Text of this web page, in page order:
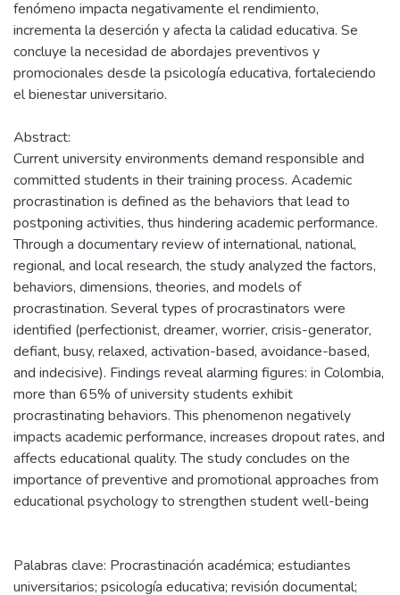
fenómeno impacta negativamente el rendimiento,
incrementa la deserción y afecta la calidad educativa. Se
concluye la necesidad de abordajes preventivos y
promocionales desde la psicología educativa, fortaleciendo
el bienestar universitario.
Abstract:
Current university environments demand responsible and
committed students in their training process. Academic
procrastination is defined as the behaviors that lead to
postponing activities, thus hindering academic performance.
Through a documentary review of international, national,
regional, and local research, the study analyzed the factors,
behaviors, dimensions, theories, and models of
procrastination. Several types of procrastinators were
identified (perfectionist, dreamer, worrier, crisis-generator,
defiant, busy, relaxed, activation-based, avoidance-based,
and indecisive). Findings reveal alarming figures: in Colombia,
more than 65% of university students exhibit
procrastinating behaviors. This phenomenon negatively
impacts academic performance, increases dropout rates, and
affects educational quality. The study concludes on the
importance of preventive and promotional approaches from
educational psychology to strengthen student well-being
Palabras clave: Procrastinación académica; estudiantes
universitarios; psicología educativa; revisión documental;